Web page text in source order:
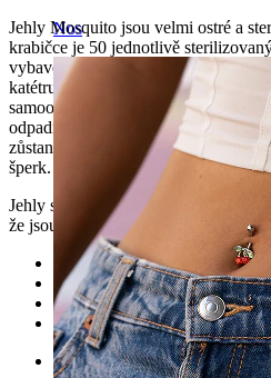
Nos
Jehly Mosquito jsou velmi ostré a
krabičce je 50 jednotlivě
vybavena katetrem. Chytré na
katétru už nemusíte používat nůžky.
samoodstřihnutí, což znamená, že
odpadne po vytažení jehly po
zůstane pouze katétr - připravený k
šperk.
Jehly se dodávají v následujících
že jsou pouze orientační:
Růžová: Vhodná pro šperky
Zelená: Vhodná pro šperky
Šedá: Vhodná pro šperky od
Oranžová: Vhodná pro
Kategorie